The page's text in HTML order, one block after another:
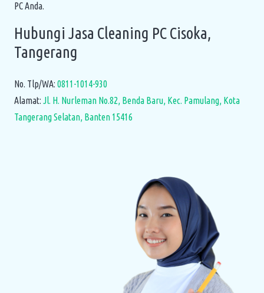
PC Anda.
Hubungi Jasa Cleaning PC Cisoka,
Tangerang
No. Tlp/WA: 0811-1014-930
Alamat: Jl. H. Nurleman No.82, Benda Baru, Kec. Pamulang, Kota
Tangerang Selatan, Banten 15416